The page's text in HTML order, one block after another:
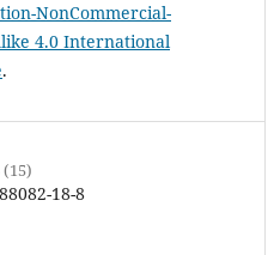
NonCommercial-
4.0 International
.
18-8